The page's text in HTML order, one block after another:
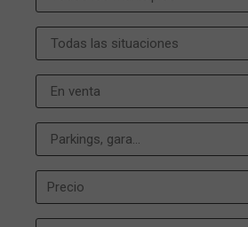
Precio